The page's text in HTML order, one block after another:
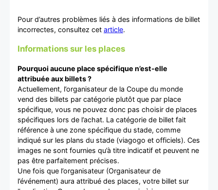
Pour d’autres problèmes liés à des informations de billet
incorrectes, consultez cet article.
Informations sur les places
Pourquoi aucune place spécifique n’est-elle
attribuée aux billets ?
Actuellement, l’organisateur de la Coupe du monde
vend des billets par catégorie plutôt que par place
spécifique, vous ne pouvez donc pas choisir de places
spécifiques lors de l’achat. La catégorie de billet fait
référence à une zone spécifique du stade, comme
indiqué sur les plans du stade (viagogo et officiels). Ces
images ne sont fournies qu’à titre indicatif et peuvent ne
pas être parfaitement précises.
Une fois que l’organisateur (Organisateur de
l’événement) aura attribué des places, votre billet sur